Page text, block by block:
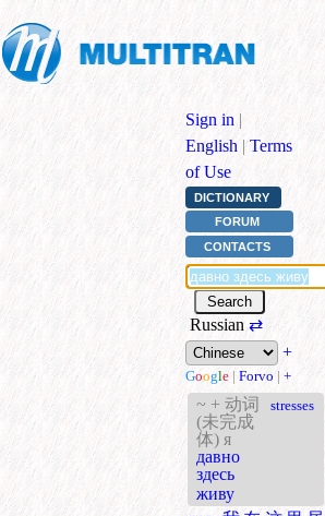
Sign in |
English | Terms
of Use
DICTIONARY
FORUM
CONTACTS
Russian ⇄
+
Google | Forvo | +
~ + 动词
(未完成
体) я
давно
здесь
живу
stresses